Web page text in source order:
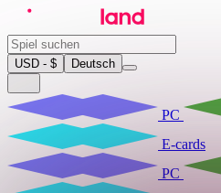
USD - $ Deutsch
PC
E-cards
PC